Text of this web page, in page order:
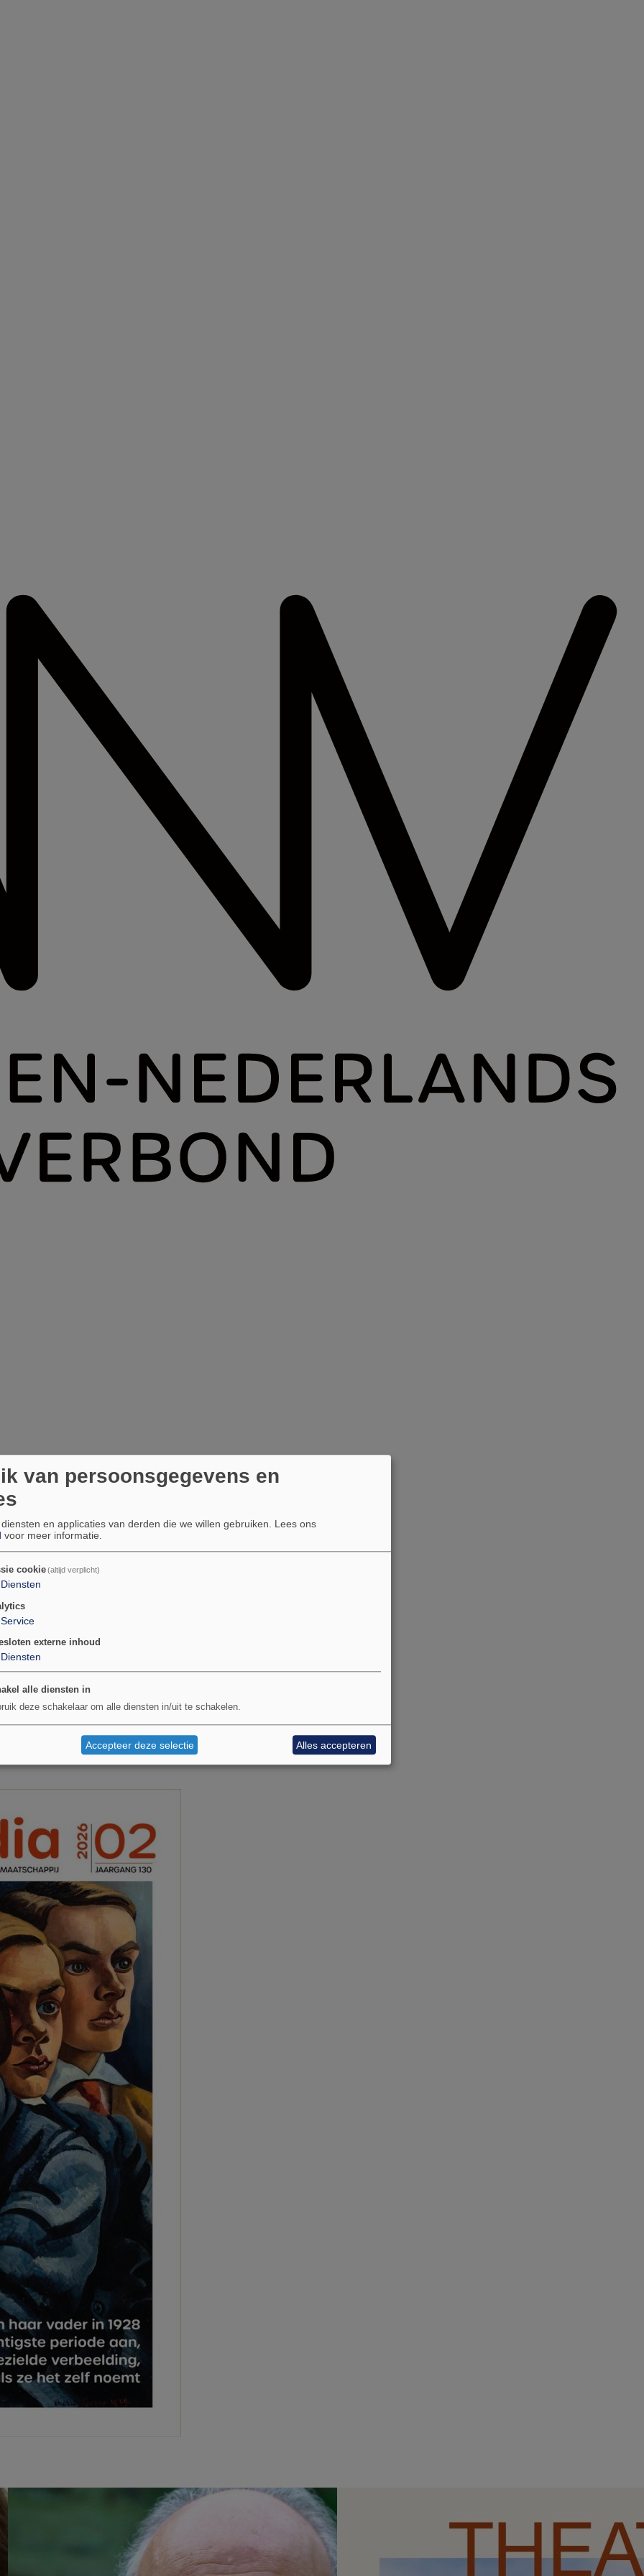
cultuur!
Afbeelding
van persoonsgegevens en
en applicaties van derden die we willen gebruiken. Lees ons
voor meer informatie.
cookie(altijd verplicht)
Diensten
Service
externe inhoud
Diensten
alle diensten in
deze schakelaar om alle diensten in/uit te schakelen.
Accepteer deze selectie Alles accepteren